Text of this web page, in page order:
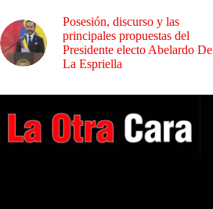
Posesión, discurso y las
principales propuestas del
Presidente electo Abelardo De
La Espriella